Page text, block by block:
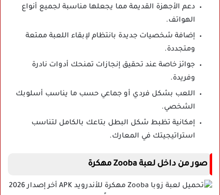
دعم الأجهزة القديمة مما يجعلها مناسبة لجميع أنواع
الهواتف.
إضافة شخصيات جديدة بانتظام لإبقاء اللعبة ممتعة
ومتجددة.
جوائز خاصة عند تحقيق إنجازات تمنحك أدوات نادرة
وفريدة.
اللعب بشكل فردي أو جماعي حسب ما يناسب أسلوبك
الشخصي.
إمكانية تظبط شكل البطل بتاعك بالكامل لتناسب
استراتيجيتك في المعارك.
صور من داخل لعبة Zooba مهكرة